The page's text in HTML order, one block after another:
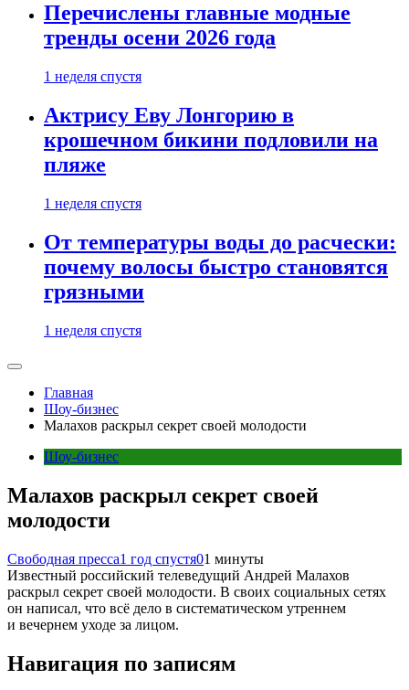
Перечислены главные модные
тренды осени 2026 года
1 неделя спустя
Актрису Еву Лонгорию в
крошечном бикини подловили на
пляже
1 неделя спустя
От температуры воды до расчески:
почему волосы быстро становятся
грязными
1 неделя спустя
Главная
Шоу-бизнес
Малахов раскрыл секрет своей молодости
Шоу-бизнес
Малахов раскрыл секрет своей
молодости
Свободная пресса1 год спустя01 минуты
Известный российский телеведущий Андрей Малахов
раскрыл секрет своей молодости. В своих социальных сетях
он написал, что всё дело в систематическом утреннем
и вечернем уходе за лицом.
Навигация по записям